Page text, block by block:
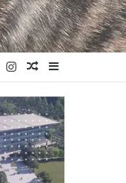
YouTubeInstagramRandom Article